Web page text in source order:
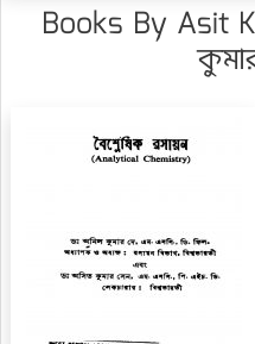
Books By Asit